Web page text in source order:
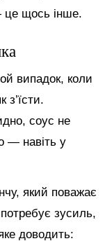
це щось інше.
випадок, коли
соус не
— навіть у
який поважає
зусиль,
доводить: